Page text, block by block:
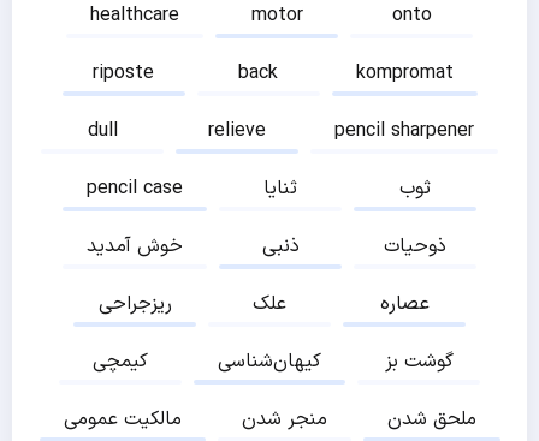
healthcare
motor
onto
riposte
back
kompromat
dull
relieve
pencil sharpener
pencil case
ثنایا
ثوب
خوش آمدید
ذنبی
ذوحیات
ریزجراحی
علک
عصاره
کیمچی
کیهان‌شناسی
گوشت بز
مالکیت عمومی
منجر شدن
ملحق شدن